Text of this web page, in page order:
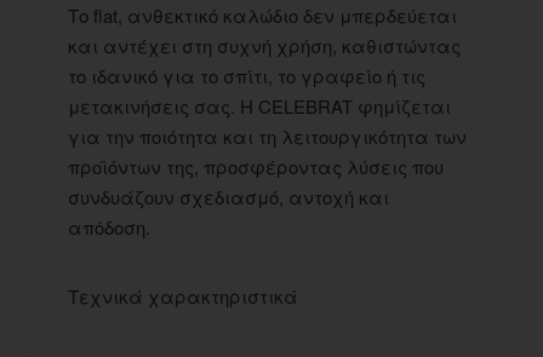
Το flat, ανθεκτικό καλώδιο δεν μπερδεύεται
και αντέχει στη συχνή χρήση, καθιστώντας
το ιδανικό για το σπίτι, το γραφείο ή τις
μετακινήσεις σας. Η CELEBRAT φημίζεται
για την ποιότητα και τη λειτουργικότητα των
προϊόντων της, προσφέροντας λύσεις που
συνδυάζουν σχεδιασμό, αντοχή και
απόδοση.
Τεχνικά χαρακτηριστικά